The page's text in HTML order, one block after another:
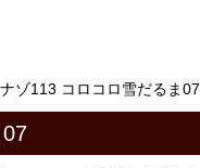
ナゾ113 コロコロ雪だるま07